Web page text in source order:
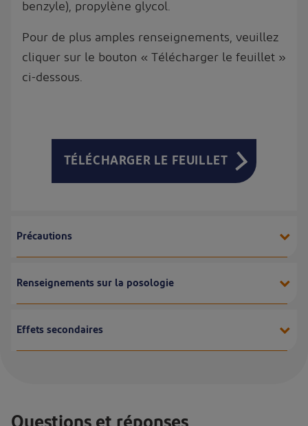
Précautions
Renseignements sur la posologie
Effets secondaires
benzyle), propylène glycol.
Pour de plus amples renseignements, veuillez
cliquer sur le bouton « Télécharger le feuillet »
ci-dessous.
TÉLÉCHARGER LE FEUILLET